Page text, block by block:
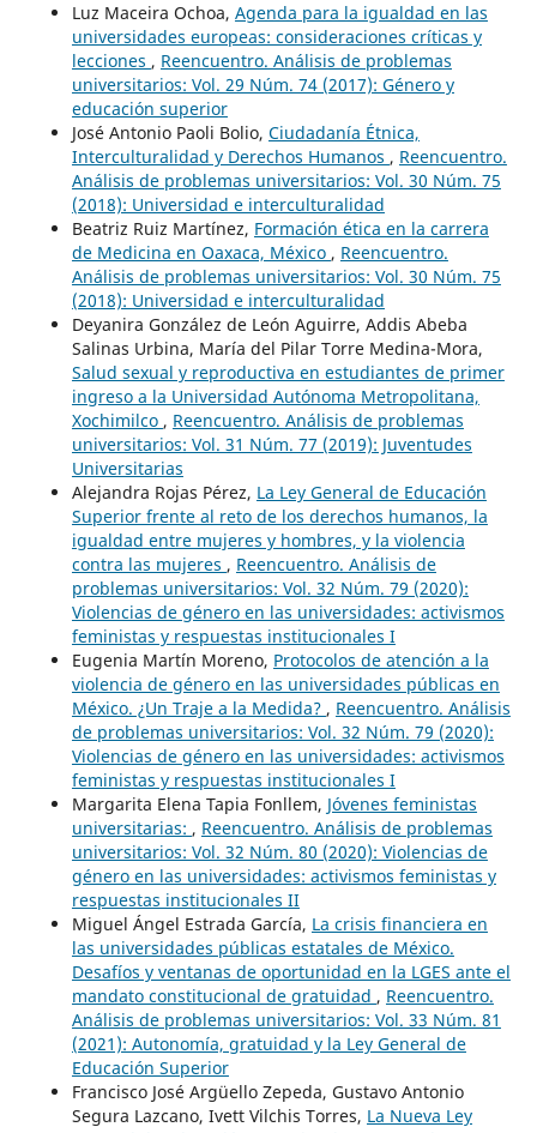
Luz Maceira Ochoa, Agenda para la igualdad en las
universidades europeas: consideraciones críticas y
lecciones , Reencuentro. Análisis de problemas
universitarios: Vol. 29 Núm. 74 (2017): Género y
educación superior
José Antonio Paoli Bolio, Ciudadanía Étnica,
Interculturalidad y Derechos Humanos , Reencuentro.
Análisis de problemas universitarios: Vol. 30 Núm. 75
(2018): Universidad e interculturalidad
Beatriz Ruiz Martínez, Formación ética en la carrera
de Medicina en Oaxaca, México , Reencuentro.
Análisis de problemas universitarios: Vol. 30 Núm. 75
(2018): Universidad e interculturalidad
Deyanira González de León Aguirre, Addis Abeba
Salinas Urbina, María del Pilar Torre Medina-Mora,
Salud sexual y reproductiva en estudiantes de primer
ingreso a la Universidad Autónoma Metropolitana,
Xochimilco , Reencuentro. Análisis de problemas
universitarios: Vol. 31 Núm. 77 (2019): Juventudes
Universitarias
Alejandra Rojas Pérez, La Ley General de Educación
Superior frente al reto de los derechos humanos, la
igualdad entre mujeres y hombres, y la violencia
contra las mujeres , Reencuentro. Análisis de
problemas universitarios: Vol. 32 Núm. 79 (2020):
Violencias de género en las universidades: activismos
feministas y respuestas institucionales I
Eugenia Martín Moreno, Protocolos de atención a la
violencia de género en las universidades públicas en
México. ¿Un Traje a la Medida? , Reencuentro. Análisis
de problemas universitarios: Vol. 32 Núm. 79 (2020):
Violencias de género en las universidades: activismos
feministas y respuestas institucionales I
Margarita Elena Tapia Fonllem, Jóvenes feministas
universitarias: , Reencuentro. Análisis de problemas
universitarios: Vol. 32 Núm. 80 (2020): Violencias de
género en las universidades: activismos feministas y
respuestas institucionales II
Miguel Ángel Estrada García, La crisis financiera en
las universidades públicas estatales de México.
Desafíos y ventanas de oportunidad en la LGES ante el
mandato constitucional de gratuidad , Reencuentro.
Análisis de problemas universitarios: Vol. 33 Núm. 81
(2021): Autonomía, gratuidad y la Ley General de
Educación Superior
Francisco José Argüello Zepeda, Gustavo Antonio
Segura Lazcano, Ivett Vilchis Torres, La Nueva Ley